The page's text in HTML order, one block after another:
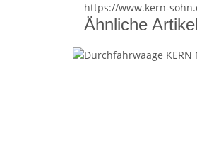
https://www.kern-
Ähnliche Artikel